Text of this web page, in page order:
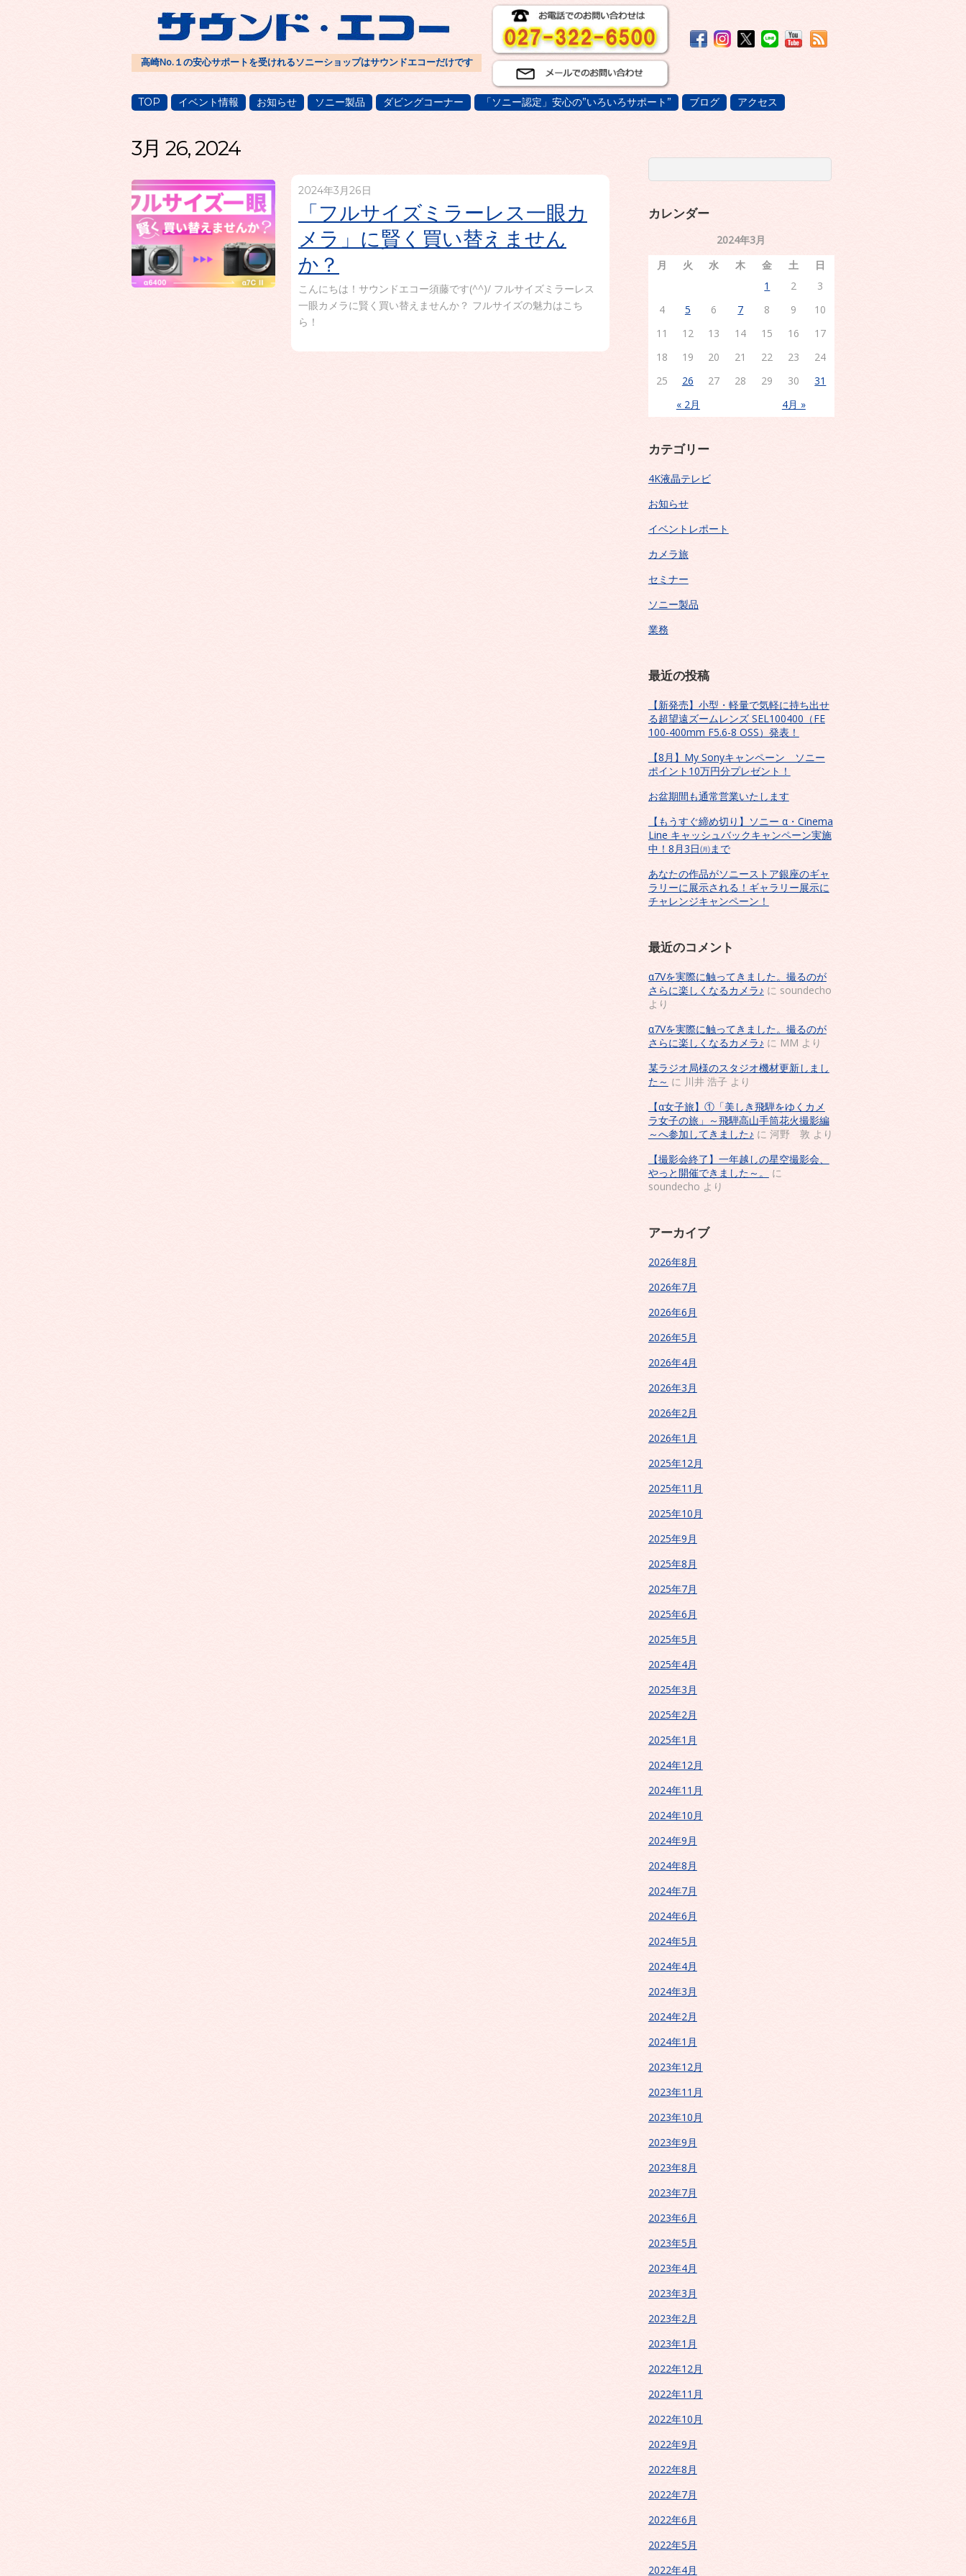
高崎No.１の安心サポートを受けれるソニーショップはサウンドエコーだけです
TOP イベント情報 お知らせ ソニー製品 ダビングコーナー 「ソニー認定」安心の”いろいろサポート” ブログ アクセス
3月 26, 2024
2024年3月26日
「フルサイズミラーレス一眼カ
メラ」に賢く買い替えません
か？
こんにちは！サウンドエコー須藤です(^^)/ フルサイズミラーレス
一眼カメラに賢く買い替えませんか？ フルサイズの魅力はこち
ら！
カレンダー
2024年3月
月
火 水 木 金 土 日
« 2月 4月 »
1 2
3
4
5 6 7 8 9
10
11
12 13 14 15 16
17
18
19 20 21 22 23
24
25
26 27 28 29 30 31
カテゴリー
4K液晶テレビ
お知らせ
イベントレポート
カメラ旅
セミナー
ソニー製品
業務
最近の投稿
【新発売】小型・軽量で気軽に持ち出せ
る超望遠ズームレンズ SEL100400（FE
100-400mm F5.6-8 OSS）発表！
【8月】My Sonyキャンペーン ソニー
ポイント10万円分プレゼント！
お盆期間も通常営業いたします
【もうすぐ締め切り】ソニー α・Cinema
Line キャッシュバックキャンペーン実施
中！8月3日㈪まで
あなたの作品がソニーストア銀座のギャ
ラリーに展示される！ギャラリー展示に
チャレンジキャンペーン！
最近のコメント
α7Vを実際に触ってきました。撮るのが
さらに楽しくなるカメラ♪ に soundecho
より
α7Vを実際に触ってきました。撮るのが
さらに楽しくなるカメラ♪ に MM より
某ラジオ局様のスタジオ機材更新しまし
た～ に 川井 浩子 より
【α女子旅】①「美しき飛騨をゆくカメ
ラ女子の旅」～飛騨高山手筒花火撮影編
～へ参加してきました♪ に 河野 敦 より
【撮影会終了】一年越しの星空撮影会、
やっと開催できました～。
に
soundecho より
アーカイブ
2026年8月
2026年7月
2026年6月
2026年5月
2026年4月
2026年3月
2026年2月
2026年1月
2025年12月
2025年11月
2025年10月
2025年9月
2025年8月
2025年7月
2025年6月
2025年5月
2025年4月
2025年3月
2025年2月
2025年1月
2024年12月
2024年11月
2024年10月
2024年9月
2024年8月
2024年7月
2024年6月
2024年5月
2024年4月
2024年3月
2024年2月
2024年1月
2023年12月
2023年11月
2023年10月
2023年9月
2023年8月
2023年7月
2023年6月
2023年5月
2023年4月
2023年3月
2023年2月
2023年1月
2022年12月
2022年11月
2022年10月
2022年9月
2022年8月
2022年7月
2022年6月
2022年5月
2022年4月